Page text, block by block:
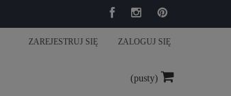
ZAREJESTRUJ SIĘ ZALOGUJ SIĘ
(pusty)